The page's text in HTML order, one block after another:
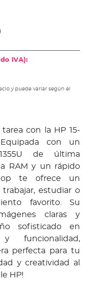
IVA):
y puede variar según el
con la HP 15-
con un
de última
RAM y un rápido
te ofrece un
estudiar o
favorito. Su
claras y
sofisticado en
funcionalidad,
perfecta para tu
y creatividad al
HP!